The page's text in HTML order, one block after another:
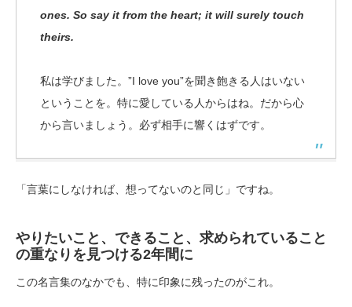
ones. So say it from the heart; it will surely touch
theirs.
私は学びました。”I love you”を聞き飽きる人はいない
ということを。特に愛している人からはね。だから心
から言いましょう。必ず相手に響くはずです。
「言葉にしなければ、想ってないのと同じ」ですね。
やりたいこと、できること、求められていること
の重なりを見つける2年間に
この名言集のなかでも、特に印象に残ったのがこれ。